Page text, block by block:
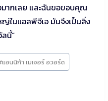
มากเลย และฉันขอขอบคุณ
ในแอลพีจีเอ มันจึงเป็นสิ่ง
นี้”
แอนนิก้า เมเจอร์ อวอร์ด